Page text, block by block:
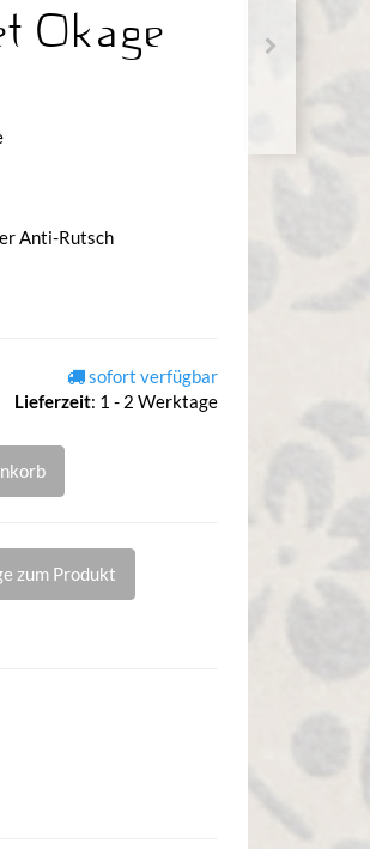
Okage
Anti-Rutsch
sofort verfügbar
Lieferzeit: 1 - 2 Werktage
zum Produkt